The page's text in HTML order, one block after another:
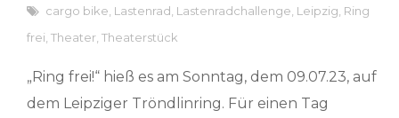
cargo bike Lastenrad Lastenradchallenge Leipzig Ring
frei ,Theater ,Theaterstück
„Ring frei!“ hieß es am Sonntag, dem 09.07.23, auf
dem Leipziger Tröndlinring. Für einen Tag